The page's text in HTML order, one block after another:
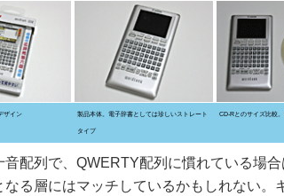
ザイン 製品本体。電子辞書としては珍しいストレート
タイプ
CD-Rとのサイズ比較
配列で、QWERTY配列に慣れている場
る層にはマッチしているかもしれない。